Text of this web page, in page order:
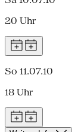
20 Uhr
So 11.07.10
18 Uhr